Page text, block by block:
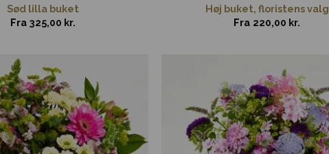
Sød lilla buket
Fra 325,00 kr.
Høj buket, floristens valg
Fra 220,00 kr.